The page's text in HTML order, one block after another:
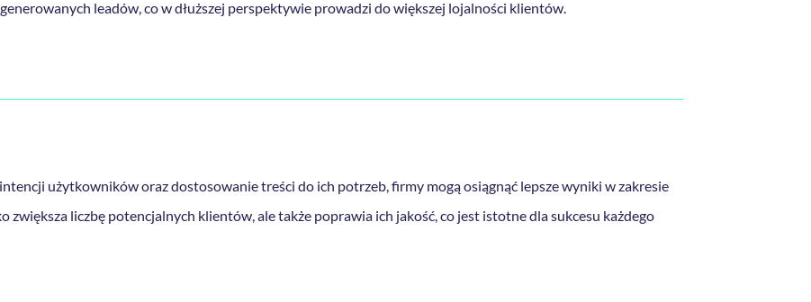
leadów, co w dłuższej perspektywie prowadzi do większej lojalności klientów.
użytkowników oraz dostosowanie treści do ich potrzeb, firmy mogą osiągnąć lepsze wyniki w zakresie
zwiększa liczbę potencjalnych klientów, ale także poprawia ich jakość, co jest istotne dla sukcesu każdego